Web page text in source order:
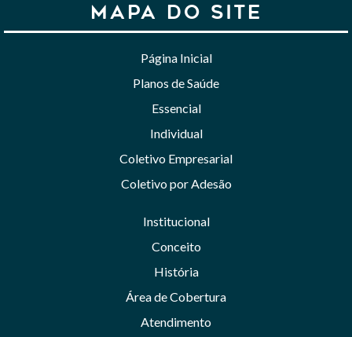
MAPA DO SITE
Página Inicial
Planos de Saúde
Essencial
Individual
Coletivo Empresarial
Coletivo por Adesão
Institucional
Conceito
História
Área de Cobertura
Atendimento